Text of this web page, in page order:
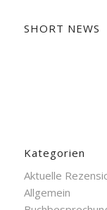
SHORT NEWS
Kategorien
Aktuelle
Allgemein